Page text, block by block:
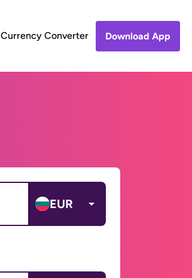
Currency Converter Download App
EUR